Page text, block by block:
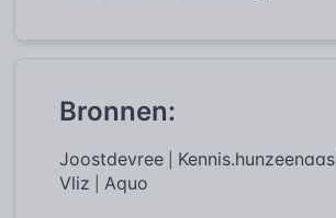
Bronnen:
Joostdevree Kennis.hunzeenaas
Vliz Aquo